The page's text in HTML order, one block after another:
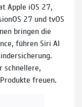
Apple iOS 27,
27 und tvOS
bringen die
führen Siri AI
schnellere,
freuen.